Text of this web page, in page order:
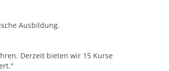
Ausbildung.
Derzeit bieten wir 15 Kurse